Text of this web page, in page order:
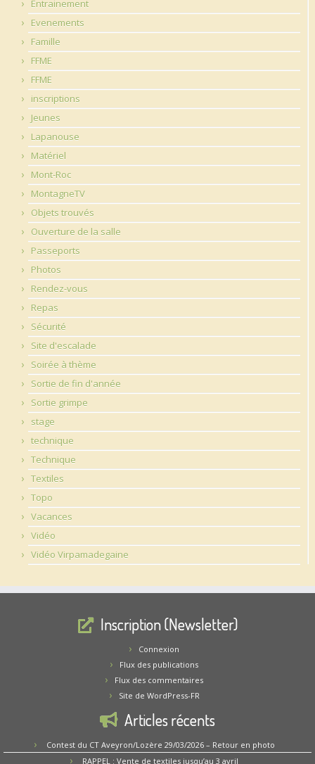
Entrainement
Evenements
Famille
FFME
FFME
inscriptions
Jeunes
Lapanouse
Matériel
Mont-Roc
MontagneTV
Objets trouvés
Ouverture de la salle
Passeports
Photos
Rendez-vous
Repas
Sécurité
Site d'escalade
Soirée à thème
Sortie de fin d'année
Sortie grimpe
stage
technique
Technique
Textiles
Topo
Vacances
Vidéo
Vidéo Virpamadegaine
Inscription (Newsletter)
Connexion
Flux des publications
Flux des commentaires
Site de WordPress-FR
Articles récents
Contest du CT Aveyron/Lozère 29/03/2026 – Retour en photo
RAPPEL : Vente de textiles jusqu’au 3 avril